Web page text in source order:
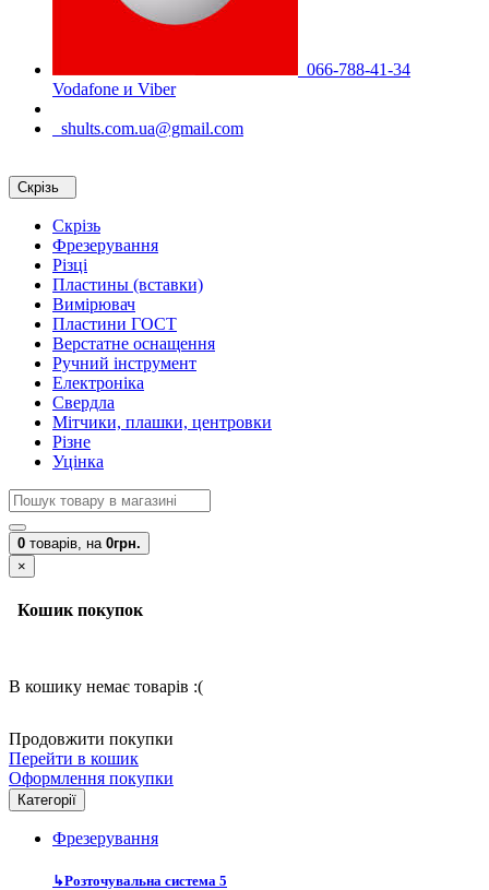
066-788-41-34
Vodafone и Viber
shults.com.ua@gmail.com
Скрізь
Скрізь
Фрезерування
Різці
Пластины (вставки)
Вимірювач
Пластини ГОСТ
Верстатне оснащення
Ручний інструмент
Електроніка
Свердла
Мітчики, плашки, центровки
Різне
Уцінка
0 товарів, на 0грн.
×
Кошик покупок
В кошику немає товарів :(
Продовжити покупки
Перейти в кошик
Оформлення покупки
Категорії
Фрезерування
↳Розточувальна система 5